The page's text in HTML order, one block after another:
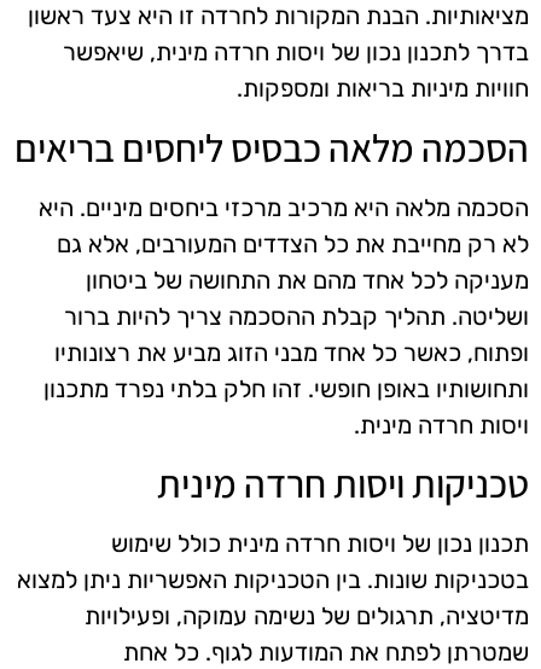
מציאותיות. הבנת המקורות לחרדה זו היא צעד ראשון
בדרך לתכנון נכון של ויסות חרדה מינית, שיאפשר
חוויות מיניות בריאות ומספקות.
הסכמה מלאה כבסיס ליחסים בריאים
הסכמה מלאה היא מרכיב מרכזי ביחסים מיניים. היא
לא רק מחייבת את כל הצדדים המעורבים, אלא גם
מעניקה לכל אחד מהם את התחושה של ביטחון
ושליטה. תהליך קבלת ההסכמה צריך להיות ברור
ופתוח, כאשר כל אחד מבני הזוג מביע את רצונותיו
ותחושותיו באופן חופשי. זהו חלק בלתי נפרד מתכנון
ויסות חרדה מינית.
טכניקות ויסות חרדה מינית
תכנון נכון של ויסות חרדה מינית כולל שימוש
בטכניקות שונות. בין הטכניקות האפשריות ניתן למצוא
מדיטציה, תרגולים של נשימה עמוקה, ופעילויות
שמטרתן לפתח את המודעות לגוף. כל אחת